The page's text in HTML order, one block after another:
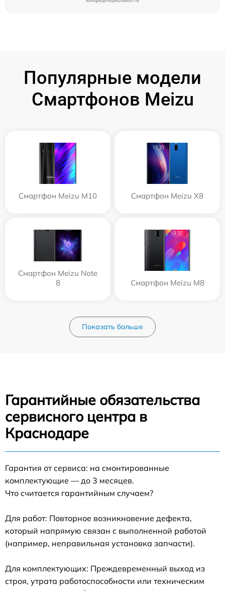
Популярные модели
Смартфонов Meizu
Смартфон Meizu M10 Смартфон Meizu X8
Смартфон Meizu Note
8
Смартфон Meizu M8
Показать больше
Гарантийные обязательства
сервисного центра в
Краснодаре
Гарантия от сервиса: на смонтированные
комплектующие — до 3 месяцев.
Что считается гарантийным случаем?
Для работ: Повторное возникновение дефекта,
который напрямую связан с выполненной работой
(например, неправильная установка запчасти).
Для комплектующих: Преждевременный выход из
строя, утрата работоспособности или техническим